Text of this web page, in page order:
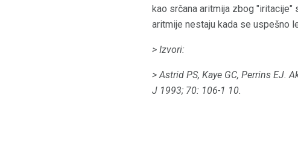
kao srčana aritmija zbog
aritmije nestaju kada se uspešno
> Izvori:
> Astrid PS, Kaye GC, Perrins EJ.
J 1993; 70: 106-1 10.